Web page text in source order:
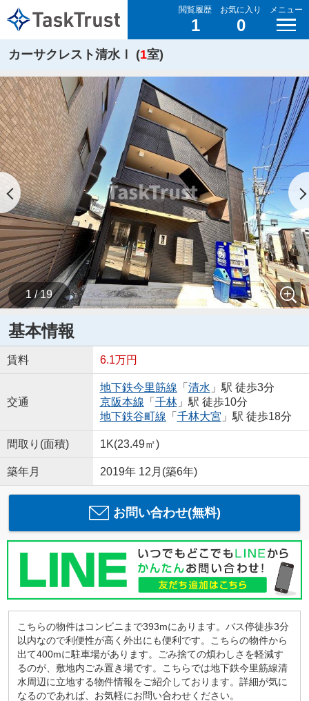
閲覧履歴
1
お気に入り
0
メニュー
カーサクレスト清水Ⅰ (1室)
1 / 19
基本情報
賃料 6.1万円
交通
地下鉄今里筋線 「 清水 」駅 徒歩3分
京阪本線 「 千林」駅 徒歩10分
地下鉄谷町線 「 千林大宮 」駅 徒歩18分
間取り(面積) 1K(23.49㎡)
築年月 2019年 12月(築6年)
お問い合わせ(無料)
こちらの物件はコンビニまで393mにあります。バス停徒歩3分
以内なので利便性が高く外出にも便利です。こちらの物件から
出て400mに駐車場があります。ごみ捨ての煩わしさを軽減す
るのが、敷地内ごみ置き場です。こちらでは地下鉄今里筋線清
水周辺に立地する物件情報をご紹介しております。詳細が気に
なるのであれば、お気軽にお問い合わせください。